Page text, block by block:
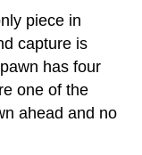
piece in
capture is
has four
one of the
ahead and no